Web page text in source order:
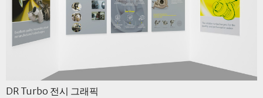
DR Turbo 전시 그래픽